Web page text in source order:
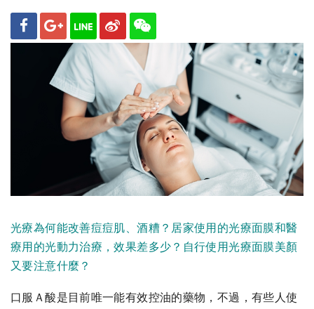
光療為何能改善痘痘肌、酒糟？居家使用的光療面膜和醫
療用的光動力治療，效果差多少？自行使用光療面膜美顏
又要注意什麼？
口服Ａ酸是目前唯一能有效控油的藥物，不過，有些人使